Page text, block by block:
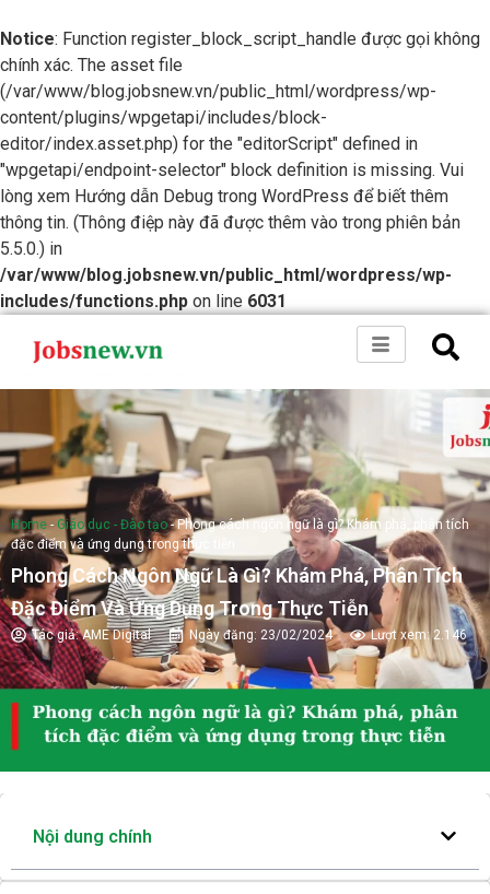
Notice: Function register_block_script_handle được gọi không
chính xác. The asset file
(/var/www/blog.jobsnew.vn/public_html/wordpress/wp-
content/plugins/wpgetapi/includes/block-
editor/index.asset.php) for the "editorScript" defined in
"wpgetapi/endpoint-selector" block definition is missing. Vui
lòng xem Hướng dẫn Debug trong WordPress để biết thêm
thông tin. (Thông điệp này đã được thêm vào trong phiên bản
5.5.0.) in
/var/www/blog.jobsnew.vn/public_html/wordpress/wp-
includes/functions.php on line 6031
Home - Giáo dục - Đào tạo-Phong cách ngôn ngữ là gì? Khám phá, phân tích
đặc điểm và ứng dụng trong thực tiễn
Phong Cách Ngôn Ngữ Là Gì? Khám Phá, Phân Tích
Đặc Điểm Và Ứng Dụng Trong Thực Tiễn
Tác giả:AME Digital Ngày đăng: 23/02/2024 Lượt xem: 2.146
Nội dung chính